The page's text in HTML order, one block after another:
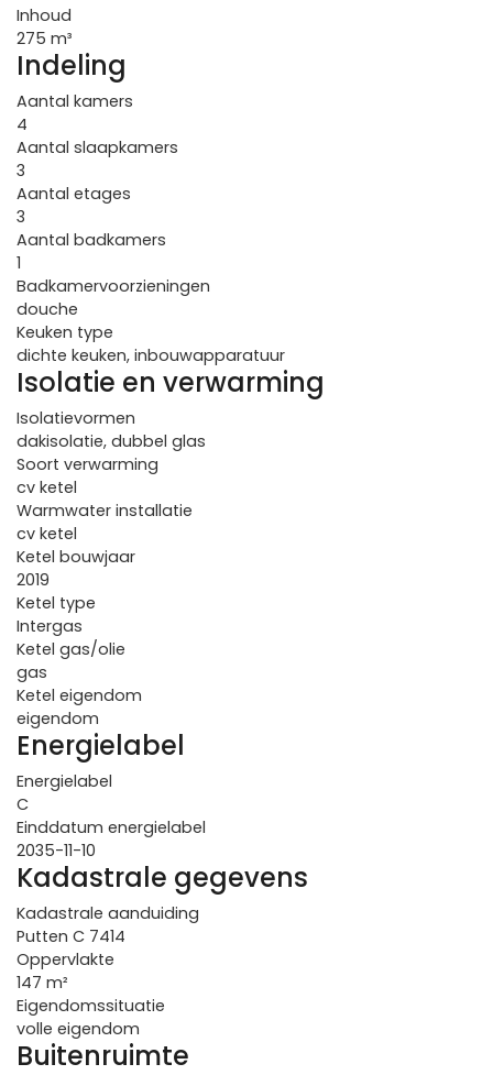
Inhoud
275 m³
Indeling
Aantal kamers
4
Aantal slaapkamers
3
Aantal etages
3
Aantal badkamers
1
Badkamervoorzieningen
douche
Keuken type
dichte keuken, inbouwapparatuur
Isolatie en verwarming
Isolatievormen
dakisolatie, dubbel glas
Soort verwarming
cv ketel
Warmwater installatie
cv ketel
Ketel bouwjaar
2019
Ketel type
Intergas
Ketel gas/olie
gas
Ketel eigendom
eigendom
Energielabel
Energielabel
C
Einddatum energielabel
2035-11-10
Kadastrale gegevens
Kadastrale aanduiding
Putten C 7414
Oppervlakte
147 m²
Eigendomssituatie
volle eigendom
Buitenruimte